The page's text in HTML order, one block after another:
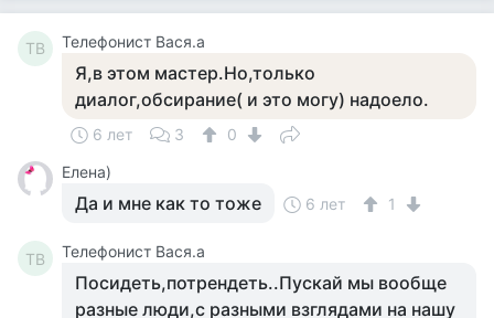
ТВ Телефонист Вася.а
Я,в этом мастер.Но,только
диалог,обсирание( и это могу) надоело.
6 лет 3
0
Елена)
Да и мне как то тоже 6 лет 1
ТВ Телефонист Вася.а
Посидеть,потрендеть..Пускай мы вообще
разные люди,с разными взглядами на нашу